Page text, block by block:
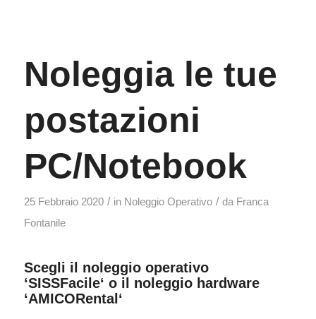
Noleggia le tue
postazioni
PC/Notebook
25 Febbraio 2020 / in Noleggio Operativo / da Franca
Fontanile
Scegli il noleggio operativo
‘SISSFacile‘ o il noleggio hardware
‘AMICORental ‘